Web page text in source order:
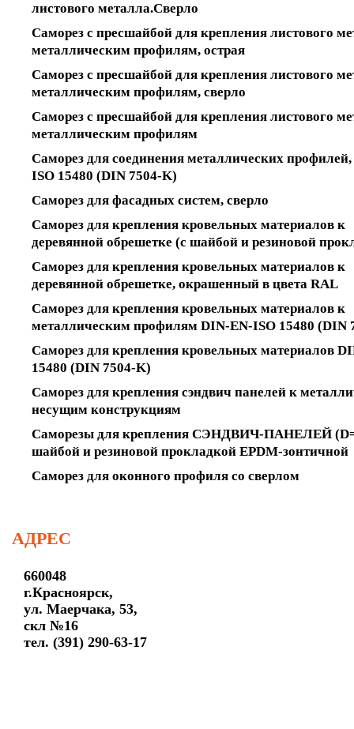
листового металла.Сверло
Саморез с пресшайбой для крепления листового
металлическим профилям, острая
Саморез с пресшайбой для крепления листового
металлическим профилям, сверло
Саморез с пресшайбой для крепления листового
металлическим профилям
Саморез для соединения металлических
ISO 15480 (DIN 7504-K)
Саморез для фасадных систем, сверло
Саморез для крепления кровельных материалов к
деревянной обрешетке (с шайбой и резиновой
Саморез для крепления кровельных материалов к
деревянной обрешетке, окрашенный в цвета RAL
Саморез для крепления кровельных материалов к
металлическим профилям DIN-EN-ISO 15480 (DIN
Саморез для крепления кровельных материалов
15480 (DIN 7504-K)
Саморез для крепления сэндвич панелей к
несущим конструкциям
Саморезы для крепления СЭНДВИЧ-ПАНЕЛЕЙ
шайбой и резиновой прокладкой EPDM-зонтичной
Саморез для оконного профиля со сверлом
АДРЕС
660048
г.Красноярск,
ул. Маерчака, 53,
скл №16
тел. (391) 290-63-17